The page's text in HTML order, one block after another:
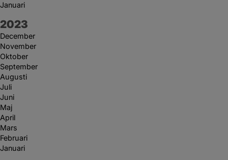
Januari
År:
2023
December
November
Oktober
September
Augusti
Juli
Juni
Maj
April
Mars
Februari
Januari